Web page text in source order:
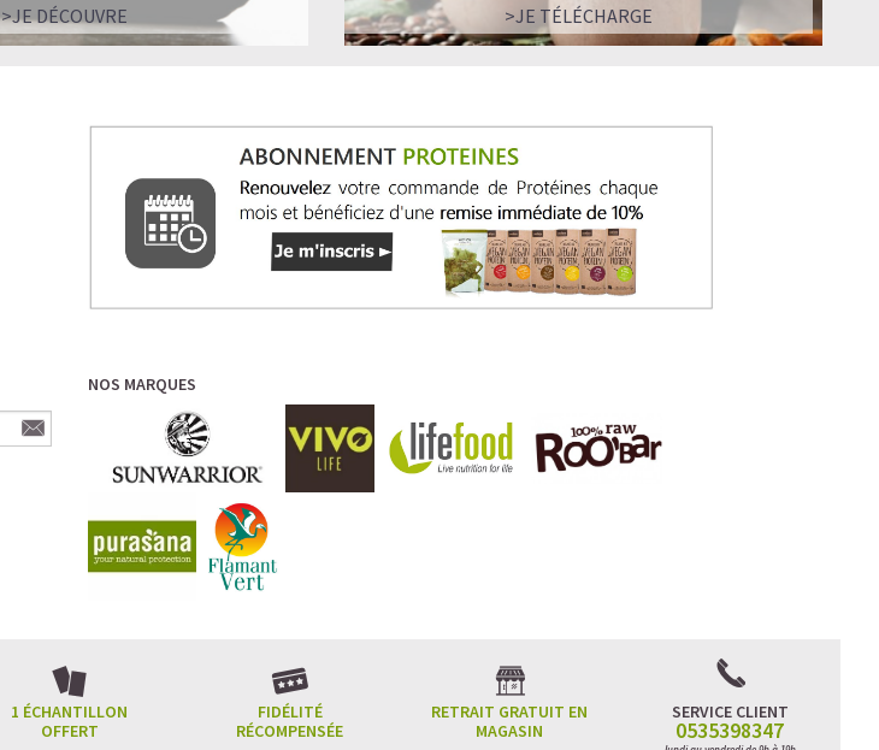
>JE DÉCOUVRE
>JE TÉLÉCHARGE
NOS MARQUES
1 ÉCHANTILLON
OFFERT
FIDÉLITÉ
RÉCOMPENSÉE
RETRAIT GRATUIT EN
MAGASIN
SERVICE CLIENT
0535398347